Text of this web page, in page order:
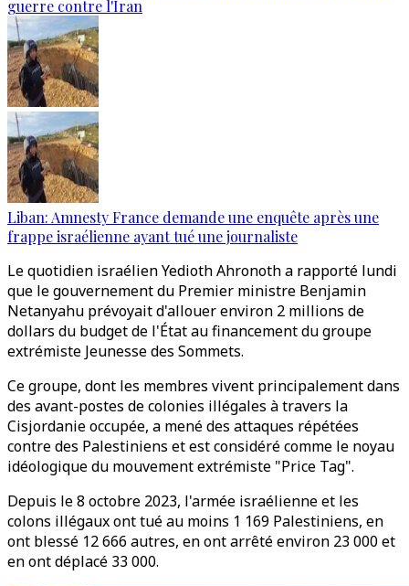
guerre contre l'Iran
Liban: Amnesty France demande une enquête après une
frappe israélienne ayant tué une journaliste
Le quotidien israélien Yedioth Ahronoth a rapporté lundi
que le gouvernement du Premier ministre Benjamin
Netanyahu prévoyait d'allouer environ 2 millions de
dollars du budget de l'État au financement du groupe
extrémiste Jeunesse des Sommets.
Ce groupe, dont les membres vivent principalement dans
des avant-postes de colonies illégales à travers la
Cisjordanie occupée, a mené des attaques répétées
contre des Palestiniens et est considéré comme le noyau
idéologique du mouvement extrémiste "Price Tag".
Depuis le 8 octobre 2023, l'armée israélienne et les
colons illégaux ont tué au moins 1 169 Palestiniens, en
ont blessé 12 666 autres, en ont arrêté environ 23 000 et
en ont déplacé 33 000.